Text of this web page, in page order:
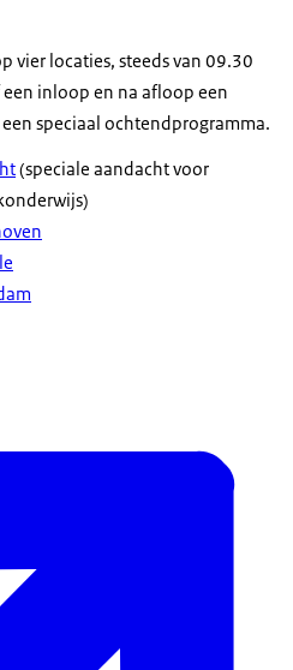
vier locaties, steeds van 09.30
inloop en na afloop een
speciaal ochtendprogramma.
(speciale aandacht voor